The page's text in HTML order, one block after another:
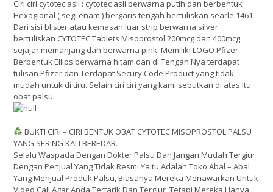
Ciri ciri cytotec asli : cytotec asli berwarna putih dan berbentuk
Hexagional ( segi enam ) bergaris tengah bertuliskan searle 1461
Dari sisi blister atau kemasan luar strip berwarna silver
bertuliskan CYTOTEC Tablets Misoprostol 200mcg dan 400mcg
sejajar memanjang dan berwarna pink. Memiliki LOGO Pfizer
Berbentuk Ellips berwarna hitam dan di Tengah Nya terdapat
tulisan Pfizer dan Terdapat Secury Code Product yang tidak
mudah untuk di tiru. Selain ciri ciri yang kami sebutkan di atas itu
obat palsu.
BUKTI CIRI – CIRI BENTUK OBAT CYTOTEC MISOPROSTOL PALSU
YANG SERING KALI BEREDAR.
Selalu Waspada Dengan Dokter Palsu Dan Jangan Mudah Tergiur
Dengan Penjual Yang Tidak Resmi Yaitu Adalah Toko Abal – Abal
Yang Menjual Produk Palsu, Biasanya Mereka Menawarkan Untuk
Video Call Agar Anda Tertarik Dan Tergiur, Tetapi Mereka Hanya